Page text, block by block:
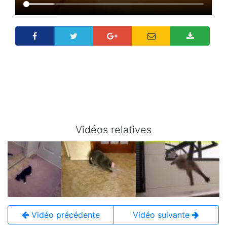
Vidéos relatives
Vidéo précédente Vidéo suivante